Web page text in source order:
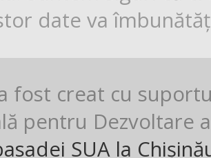
date va
fost creat cu
pentru Dezvoltare
SUA la